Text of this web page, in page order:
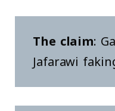
The claim:
Jafarawi